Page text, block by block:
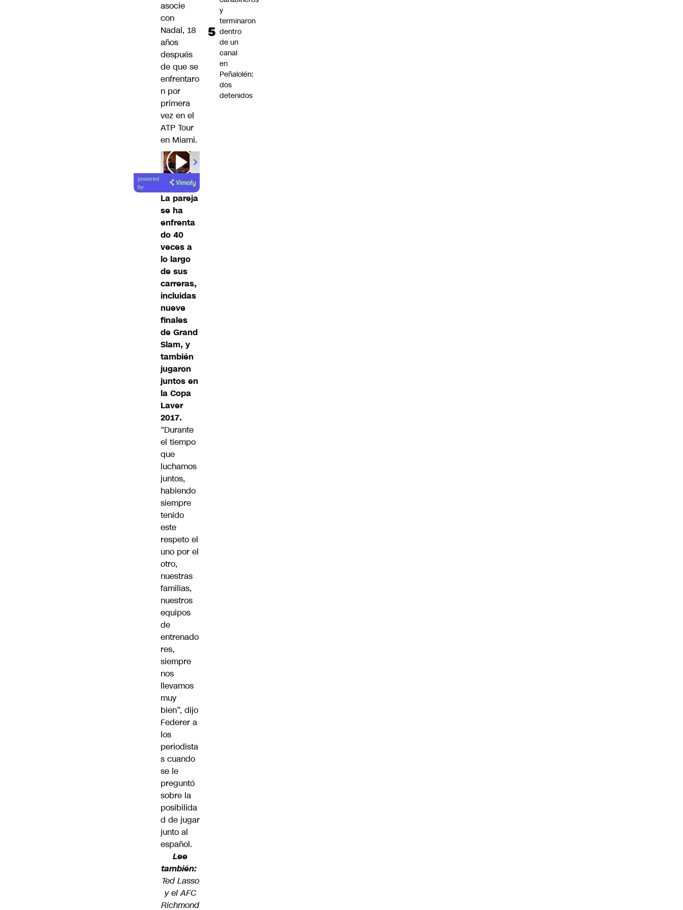
asocie
con
Nadal, 18
años
después
de que se
enfrentaro
n por
primera
vez en el
ATP Tour
en Miami.
powered
by
La pareja
se ha
enfrenta
do 40
veces a
lo largo
de sus
carreras,
incluidas
nueve
finales
de Grand
Slam, y
también
jugaron
juntos en
la Copa
Laver
2017.
“Durante
el tiempo
que
luchamos
juntos,
habiendo
siempre
tenido
este
respeto el
uno por el
otro,
nuestras
familias,
nuestros
equipos
de
entrenado
res,
siempre
nos
llevamos
muy
bien”, dijo
Federer a
los
periodista
s cuando
se le
preguntó
sobre la
posibilida
d de jugar
junto al
español.
Lee
también:
Ted Lasso
y el AFC
Richmond
y
terminaron
dentro
de un
canal
en
Peñalolén:
dos
detenidos